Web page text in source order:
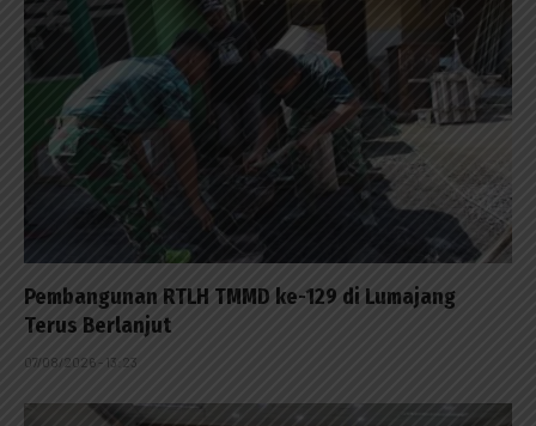
Pembangunan RTLH TMMD ke-129 di Lumajang
Terus Berlanjut
07/08/2026 - 13:23